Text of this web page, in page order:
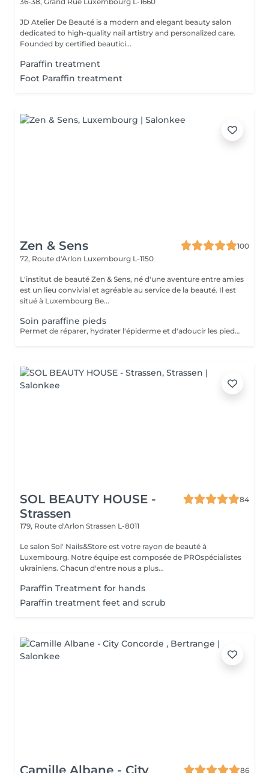
JD Atelier De Beauté is a modern and elegant beauty salon
dedicated to high-quality nail artistry and personalized care.
Founded by certified beautici...
Paraffin treatment
Foot Paraffin treatment
Zen & Sens
100
72, Route d'Arlon Luxembourg L-1150
L'institut de beauté Zen & Sens, né d'une aventure entre amies
est un lieu convivial et agréable au service de la beauté. Il est
situé à Luxembourg Be...
Soin paraffine pieds
Permet de réparer, hydrater l'épiderme et d'adoucir les pieds abimés ou désséchés. Parfait lors d'une pédicure.
SOL BEAUTY HOUSE -
Strassen
84
179, Route d'Arlon Strassen L-8011
Le salon Sol' Nails&Store est votre rayon de beauté à
Luxembourg. Notre équipe est composée de PROspécialistes
ukrainiens. Chacun d'entre nous a plus...
Paraffin Treatment for hands
Paraffin treatment feet and scrub
Camille Albane - City
86